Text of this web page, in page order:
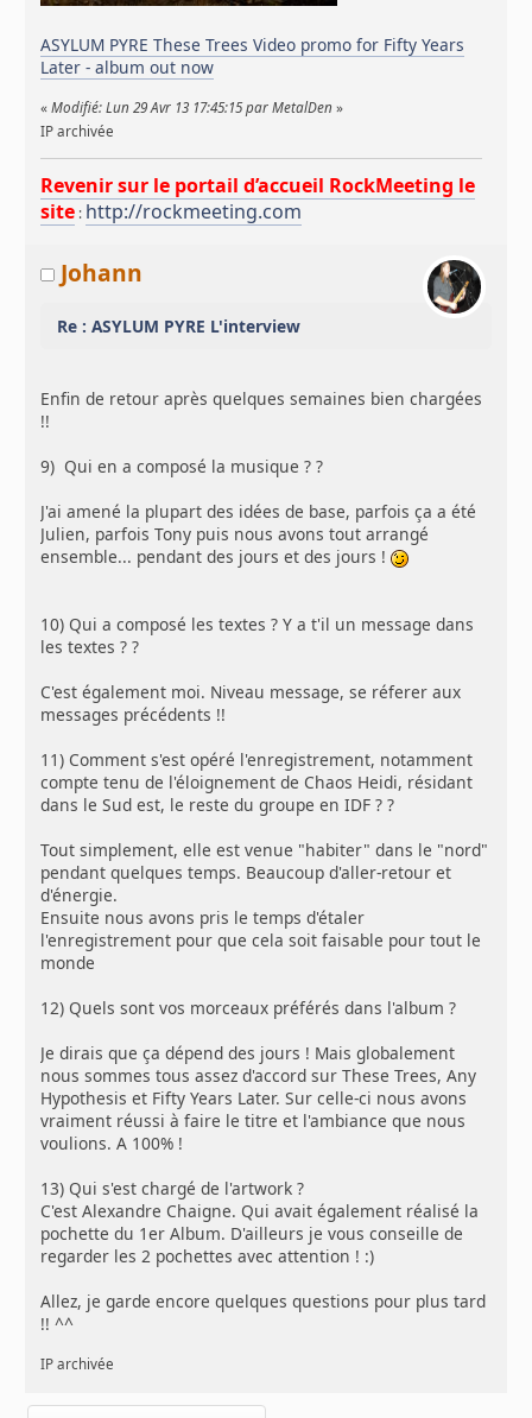
ASYLUM PYRE These Trees Video promo for Fifty Years
Later - album out now
«Modifié: Lun 29 Avr 13 17:45:15 par MetalDen »
IP archivée
Revenir sur le portail d’accueil RockMeeting le
site : http://rockmeeting.com
Johann
Re : ASYLUM PYRE L'interview
Enfin de retour après quelques semaines bien chargées
!!
9) Qui en a composé la musique ? ?
J'ai amené la plupart des idées de base, parfois ça a été
Julien, parfois Tony puis nous avons tout arrangé
ensemble... pendant des jours et des jours !
10) Qui a composé les textes ? Y a t'il un message dans
les textes ? ?
C'est également moi. Niveau message, se réferer aux
messages précédents !!
11) Comment s'est opéré l'enregistrement, notamment
compte tenu de l'éloignement de Chaos Heidi, résidant
dans le Sud est, le reste du groupe en IDF ? ?
Tout simplement, elle est venue "habiter" dans le "nord"
pendant quelques temps. Beaucoup d'aller-retour et
d'énergie.
Ensuite nous avons pris le temps d'étaler
l'enregistrement pour que cela soit faisable pour tout le
monde
12) Quels sont vos morceaux préférés dans l'album ?
Je dirais que ça dépend des jours ! Mais globalement
nous sommes tous assez d'accord sur These Trees, Any
Hypothesis et Fifty Years Later. Sur celle-ci nous avons
vraiment réussi à faire le titre et l'ambiance que nous
voulions. A 100% !
13) Qui s'est chargé de l'artwork ?
C'est Alexandre Chaigne. Qui avait également réalisé la
pochette du 1er Album. D'ailleurs je vous conseille de
regarder les 2 pochettes avec attention ! :)
Allez, je garde encore quelques questions pour plus tard
!! ^^
IP archivée